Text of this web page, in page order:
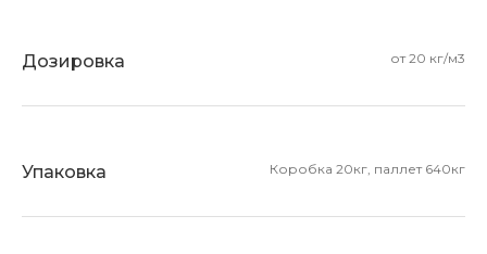
Дозировка от 20 кг/м3
Упаковка Коробка 20кг, паллет 640кг